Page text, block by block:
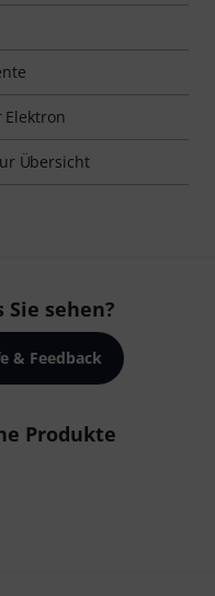
Übersicht
sehen?
& Feedback
Produkte